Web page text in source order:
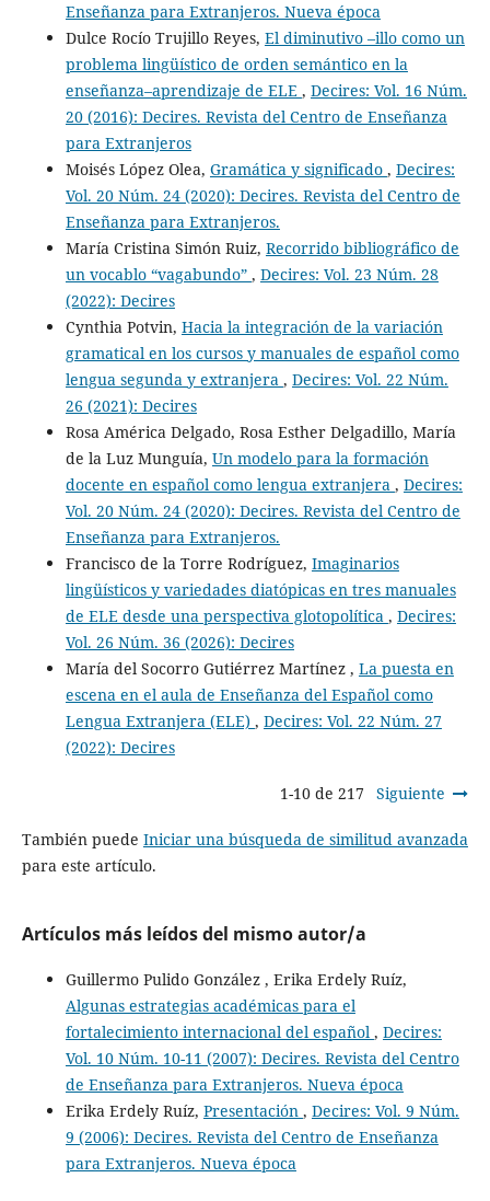
Enseñanza para Extranjeros. Nueva época
Dulce Rocío Trujillo Reyes, El diminutivo –illo como un
problema lingüístico de orden semántico en la
enseñanza–aprendizaje de ELE , Decires: Vol. 16 Núm.
20 (2016): Decires. Revista del Centro de Enseñanza
para Extranjeros
Moisés López Olea, Gramática y significado , Decires:
Vol. 20 Núm. 24 (2020): Decires. Revista del Centro de
Enseñanza para Extranjeros.
María Cristina Simón Ruiz, Recorrido bibliográfico de
un vocablo “vagabundo” , Decires: Vol. 23 Núm. 28
(2022): Decires
Cynthia Potvin, Hacia la integración de la variación
gramatical en los cursos y manuales de español como
lengua segunda y extranjera , Decires: Vol. 22 Núm.
26 (2021): Decires
Rosa América Delgado, Rosa Esther Delgadillo, María
de la Luz Munguía, Un modelo para la formación
docente en español como lengua extranjera , Decires:
Vol. 20 Núm. 24 (2020): Decires. Revista del Centro de
Enseñanza para Extranjeros.
Francisco de la Torre Rodríguez, Imaginarios
lingüísticos y variedades diatópicas en tres manuales
de ELE desde una perspectiva glotopolítica , Decires:
Vol. 26 Núm. 36 (2026): Decires
María del Socorro Gutiérrez Martínez , La puesta en
escena en el aula de Enseñanza del Español como
Lengua Extranjera (ELE) , Decires: Vol. 22 Núm. 27
(2022): Decires
1-10 de 217 Siguiente
También puede Iniciar una búsqueda de similitud avanzada
para este artículo.
Artículos más leídos del mismo autor/a
Guillermo Pulido González , Erika Erdely Ruíz,
Algunas estrategias académicas para el
fortalecimiento internacional del español , Decires:
Vol. 10 Núm. 10-11 (2007): Decires. Revista del Centro
de Enseñanza para Extranjeros. Nueva época
Erika Erdely Ruíz, Presentación , Decires: Vol. 9 Núm.
9 (2006): Decires. Revista del Centro de Enseñanza
para Extranjeros. Nueva época